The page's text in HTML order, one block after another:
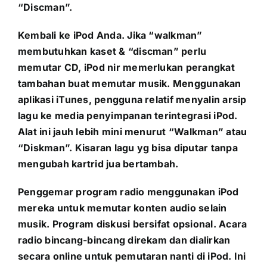
“Discman”.
Kembali ke iPod Anda. Jika “walkman”
membutuhkan kaset & “discman” perlu
memutar CD, iPod nir memerlukan perangkat
tambahan buat memutar musik. Menggunakan
aplikasi iTunes, pengguna relatif menyalin arsip
lagu ke media penyimpanan terintegrasi iPod.
Alat ini jauh lebih mini menurut “Walkman” atau
“Diskman”. Kisaran lagu yg bisa diputar tanpa
mengubah kartrid jua bertambah.
Penggemar program radio menggunakan iPod
mereka untuk memutar konten audio selain
musik. Program diskusi bersifat opsional. Acara
radio bincang-bincang direkam dan dialirkan
secara online untuk pemutaran nanti di iPod. Ini